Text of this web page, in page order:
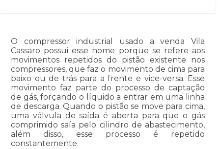
O compressor industrial usado a venda Vila
Cassaro possui esse nome porque se refere aos
movimentos repetidos do pistão existente nos
compressores, que faz o movimento de cima para
baixo ou de trás para a frente e vice-versa. Esse
movimento faz parte do processo de captação
de gás, forçando o líquido a entrar em uma linha
de descarga. Quando o pistão se move para cima,
uma válvula de saída é aberta para que o gás
comprimido saía pelo cilindro de abastecimento,
além disso, esse processo é repetido
constantemente.